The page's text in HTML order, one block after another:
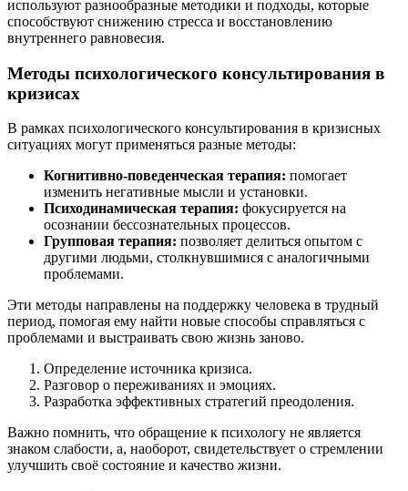
используют разнообразные методики и подходы, которые
способствуют снижению стресса и восстановлению
внутреннего равновесия.
Методы психологического консультирования в
кризисах
В рамках психологического консультирования в кризисных
ситуациях могут применяться разные методы:
Когнитивно-поведенческая терапия: помогает
изменить негативные мысли и установки.
Психодинамическая терапия: фокусируется на
осознании бессознательных процессов.
Групповая терапия: позволяет делиться опытом с
другими людьми, столкнувшимися с аналогичными
проблемами.
Эти методы направлены на поддержку человека в трудный
период, помогая ему найти новые способы справляться с
проблемами и выстраивать свою жизнь заново.
Определение источника кризиса.
Разговор о переживаниях и эмоциях.
Разработка эффективных стратегий преодоления.
Важно помнить, что обращение к психологу не является
знаком слабости, а, наоборот, свидетельствует о стремлении
улучшить своё состояние и качество жизни.